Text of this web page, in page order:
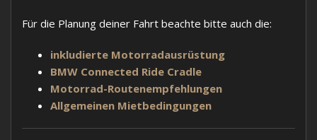
Für die Planung deiner Fahrt beachte bitte auch die:
inkludierte Motorradausrüstung
BMW Connected Ride Cradle
Motorrad-Routenempfehlungen
Allgemeinen Mietbedingungen